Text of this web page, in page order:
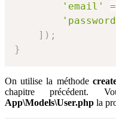
'email'
] ) ;
}
On utilise la méthode
chapitre précédent.
App\Models\User.php la